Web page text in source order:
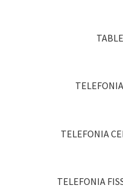
TELEFONIA
TELEFONIA